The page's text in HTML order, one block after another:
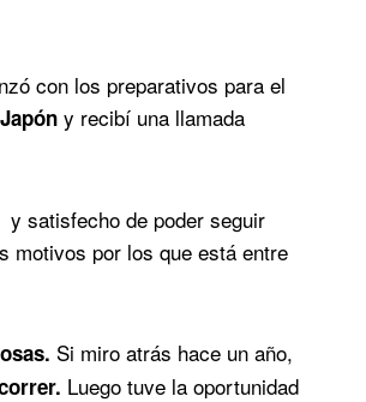
con los preparativos para el
y recibí una llamada
satisfecho de poder seguir
motivos por los que está entre
Si miro atrás hace un año,
Luego tuve la oportunidad